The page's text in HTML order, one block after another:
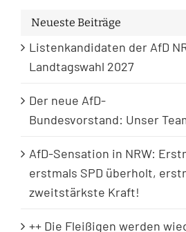
Neueste Beiträge
Listenkandidaten der AfD
Landtagswahl 2027
Der neue AfD-
Bundesvorstand: Unser
AfD-Sensation in NRW:
erstmals SPD überholt,
zweitstärkste Kraft!
++ Die Fleißigen werden